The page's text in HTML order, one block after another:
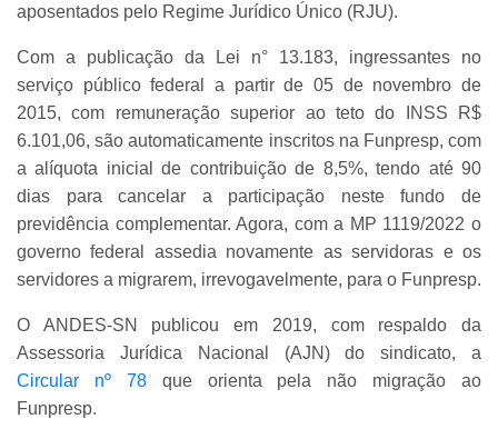
aposentados pelo Regime Jurídico Único (RJU).
Com a publicação da Lei n° 13.183, ingressantes no
serviço público federal a partir de 05 de novembro de
2015, com remuneração superior ao teto do INSS R$
6.101,06, são automaticamente inscritos na Funpresp, com
a alíquota inicial de contribuição de 8,5%, tendo até 90
dias para cancelar a participação neste fundo de
previdência complementar. Agora, com a MP 1119/2022 o
governo federal assedia novamente as servidoras e os
servidores a migrarem, irrevogavelmente, para o Funpresp.
O ANDES-SN publicou em 2019, com respaldo da
Assessoria Jurídica Nacional (AJN) do sindicato, a
Circular nº 78que orienta pela não migração ao
Funpresp.